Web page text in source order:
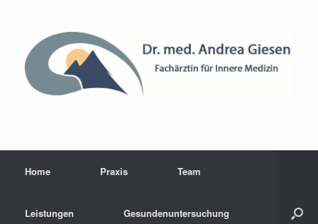
Home Praxis Team
Leistungen Gesundenuntersuchung